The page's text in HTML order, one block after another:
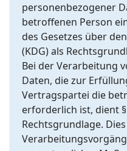
personenbezogener
betroffenen Person
des Gesetzes über
(KDG) als
Bei der Verarbeitung
Daten, die zur
Vertragspartei die
erforderlich ist, dient §
Rechtsgrundlage.